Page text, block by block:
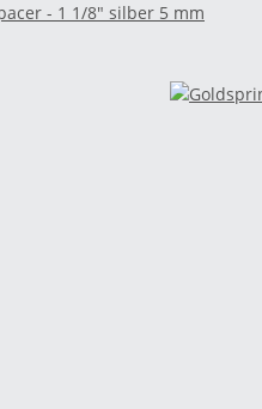
- 1 1/8" silber 5 mm